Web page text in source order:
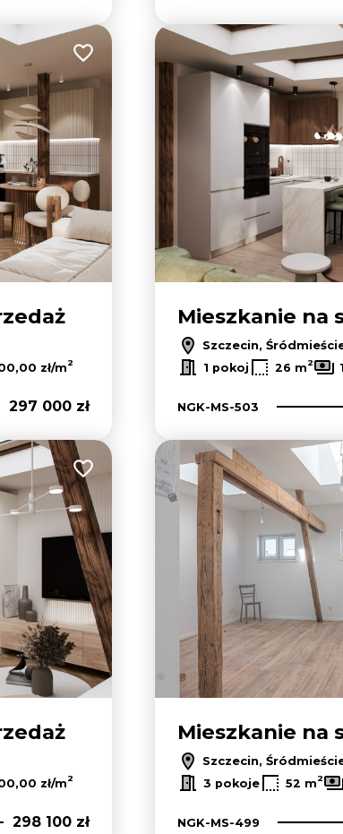
Dodaj do ulubionych
zł/m2
297 000 zł
Mieszkanie na
Szczecin,
1 pokoj 26 m2
NGK-MS-503
Dodaj do ulubionych
zł/m2
298 100 zł
Mieszkanie na
Szczecin,
3 pokoje 52 m2
NGK-MS-499